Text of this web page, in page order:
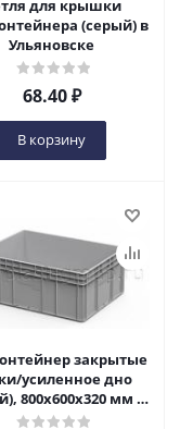
для крышки
(серый) в
Ульяновске
68.40₽
В корзину
закрытые
усиленное дно
800x600x320 мм в
Ульяновске